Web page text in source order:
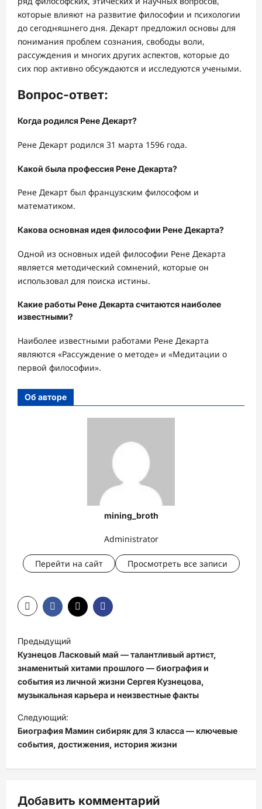
которые влияют на развитие философии и психологии
до сегодняшнего дня. Декарт предложил основы для
понимания проблем сознания, свободы воли,
рассуждения и многих других аспектов, которые до
сих пор активно обсуждаются и исследуются учеными.
Вопрос-ответ:
Когда родился Рене Декарт?
Рене Декарт родился 31 марта 1596 года.
Какой была профессия Рене Декарта?
Рене Декарт был французским философом и
математиком.
Какова основная идея философии Рене Декарта?
Одной из основных идей философии Рене Декарта
является методический сомнений, которые он
использовал для поиска истины.
Какие работы Рене Декарта считаются наиболее
известными?
Наиболее известными работами Рене Декарта
являются «Рассуждение о методе» и «Медитации о
первой философии».
Об авторе
mining_broth
Administrator
Перейти на сайт Просмотреть все записи
Н
а
в
и
а
ц
з
Предыдущий
Кузнецов Ласковый май — талантливый артист,
знаменитый хитами прошлого — биография и
события из личной жизни Сергея Кузнецова,
музыкальная карьера и неизвестные факты
Следующий:
Биография Мамин сибиряк для 3 класса — ключевые
события, достижения, история жизни
Добавить комментарий